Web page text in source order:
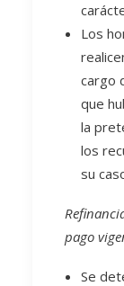
Los
cargo
que
la
los
su
pago
Se